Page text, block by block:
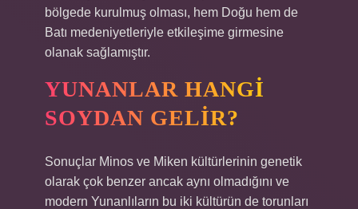
bölgede kurulmuş olması, hem Doğu hem de
Batı medeniyetleriyle etkileşime girmesine
olanak sağlamıştır.
YUNANLAR HANGI
SOYDAN GELIR?
Sonuçlar Minos ve Miken kültürlerinin genetik
olarak çok benzer ancak aynı olmadığını ve
modern Yunanlıların bu iki kültürün de torunları